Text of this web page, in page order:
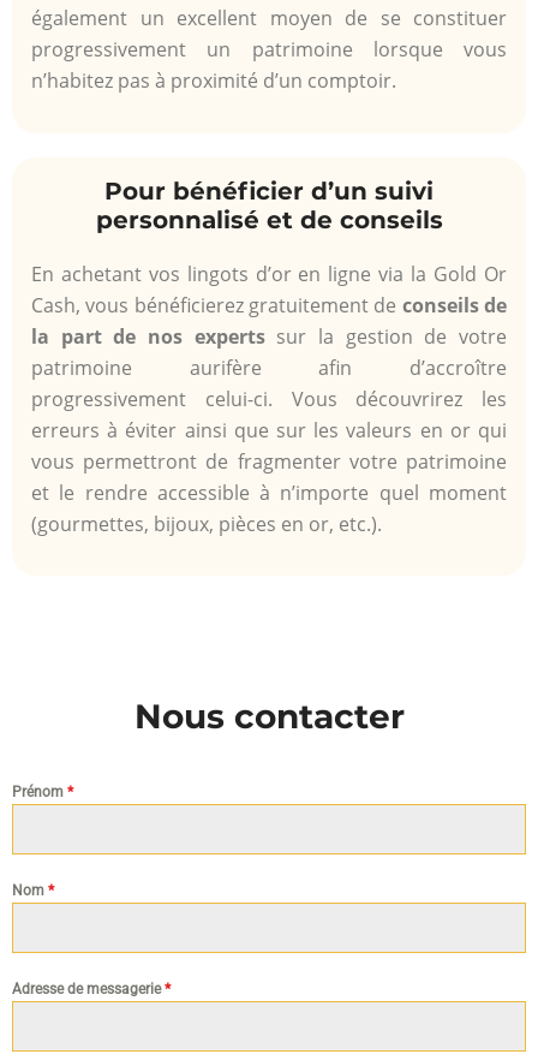
également un excellent moyen de se constituer
progressivement un patrimoine lorsque vous
n’habitez pas à proximité d’un comptoir.
Pour bénéficier d’un suivi
personnalisé et de conseils
En achetant vos lingots d’or en ligne via la Gold Or
Cash, vous bénéficierez gratuitement de conseils de
la part de nos expertssur la gestion de votre
patrimoine aurifère afin d’accroître
progressivement celui-ci. Vous découvrirez les
erreurs à éviter ainsi que sur les valeurs en or qui
vous permettront de fragmenter votre patrimoine
et le rendre accessible à n’importe quel moment
(gourmettes, bijoux, pièces en or, etc.).
Nous contacter
Prénom *
Nom *
Adresse de messagerie*